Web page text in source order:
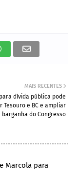
MAIS RECENTES
dívida pública pode
Tesouro e BC e ampliar
barganha do Congresso
Marcola para